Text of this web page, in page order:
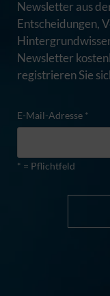
Newsletter aus
Entscheidungen,
Newsletter
registrieren Sie
E-Mail-Adresse *
* = Pflichtfeld